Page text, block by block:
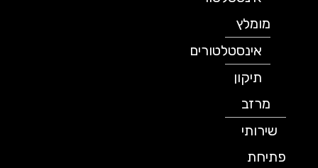
מומלץ
אינסטלטורים
תיקון
מרזב
שירותי
פתיחת